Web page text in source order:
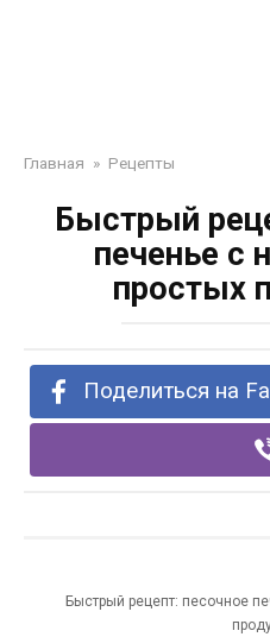
Главная » Рецепты
Быстрый
печенье с
простых
Поделиться на
Быстрый рецепт: песочное